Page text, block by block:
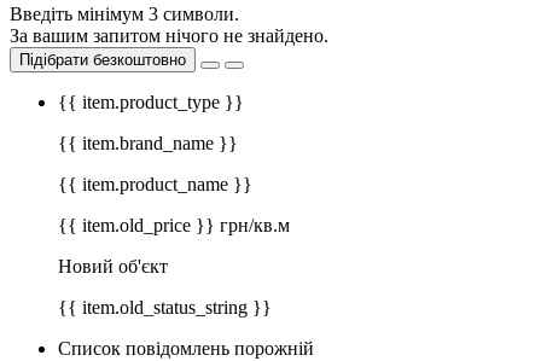
Введіть мінімум 3 символи.
За вашим запитом нічого не знайдено.
Підібрати безкоштовно
{{ item.product_type }}
{{ item.brand_name }}
{{ item.product_name }}
{{ item.old_price }} грн/кв.м
Новий об'єкт
{{ item.old_status_string }}
Список повідомлень порожній